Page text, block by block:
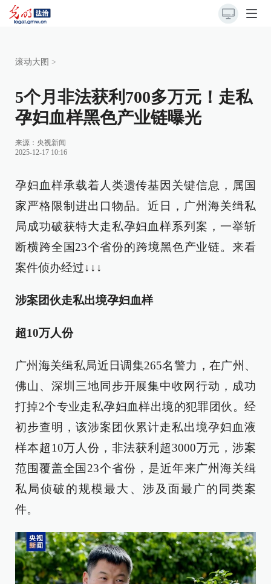
滚动大图 >
5个月非法获利700多万元！走私
孕妇血样黑色产业链曝光
来源： 央视新闻
2025-12-17 10:16
孕妇血样承载着人类遗传基因关键信息，属国
家严格限制进出口物品。近日，广州海关缉私
局成功破获特大走私孕妇血样系列案，一举斩
断横跨全国23个省份的跨境黑色产业链。来看
案件侦办经过↓↓↓
涉案团伙走私出境孕妇血样
超10万人份
广州海关缉私局近日调集265名警力，在广州、
佛山、深圳三地同步开展集中收网行动，成功
打掉2个专业走私孕妇血样出境的犯罪团伙。经
初步查明，该涉案团伙累计走私出境孕妇血液
样本超10万人份，非法获利超3000万元，涉案
范围覆盖全国23个省份，是近年来广州海关缉
私局侦破的规模最大、涉及面最广的同类案
件。